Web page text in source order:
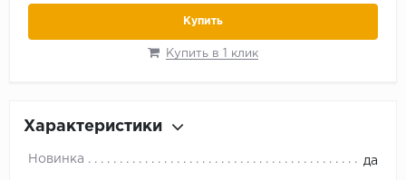
Купить
Купить в 1 клик
Характеристики
Новинка да